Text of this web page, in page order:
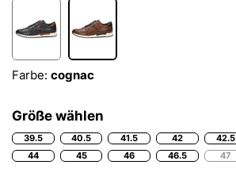
Farbe: cognac
Größe wählen
39.5 40.5 41.5 42 42.5
44
45 46 46.5 47